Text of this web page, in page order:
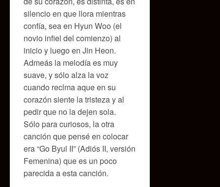
silencio en que llora mientras
confía, sea en Hyun Woo (el
novio infiel del comienzo) al
inicio y luego en Jin Heon.
Admeás la melodía es muy
suave, y sólo alza la voz
cuando reclma aque en su
corazón siente la tristeza y al
pedir que no la dejen sola.
Sólo para curiosos, la otra
canción que pensé en colocar
era “Go Byul II” (Adiós II, versión
Femenina) que es un poco
parecida a esta canción.